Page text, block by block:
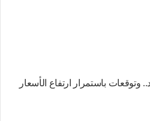
وتوقعات باستمرار ارتفاع الأسعار